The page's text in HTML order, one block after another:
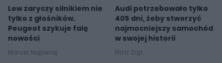
Lew zaryczy silnikiem nie
tylko z głośników.
Peugeot szykuje falę
nowości
Marcin Napieraj
Audi potrzebowało tylko
405 dni, żeby stworzyć
najmocniejszy samochód
w swojej historii
Piotr Zajt